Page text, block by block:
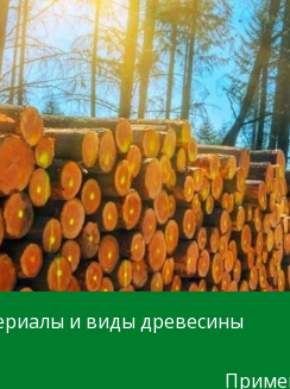
и виды древесины